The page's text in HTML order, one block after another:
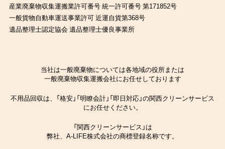
産業廃棄物収集運搬業許可番号 統一許可番号 第171852号
一般貨物自動車運送事業許可 近運自貨第368号
遺品整理士認定協会 遺品整理士優良事業所
当社は一般廃棄物については各地域の役所または
一般廃棄物収集運搬会社にお任せしております
不用品回収は、「格安」「明瞭会計」「即日対応」の関西クリーンサービス
にお任せください。
「関西クリーンサービス」は
弊社、A-LIFE株式会社の商標登録名称です。